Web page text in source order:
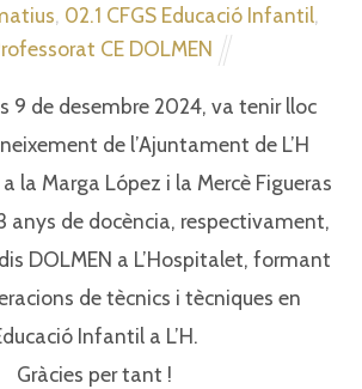
02.1 CFGS Educació Infantil
CE DOLMEN
9 de desembre 2024, va tenir lloc
de l’Ajuntament de L’H
a la Marga López i la Mercè Figueras
anys de docència, respectivament,
DOLMEN a L’Hospitalet, formant
de tècnics i tècniques en
Infantil a L’H.⁣⁣
Gràcies per tant !⁣⁣